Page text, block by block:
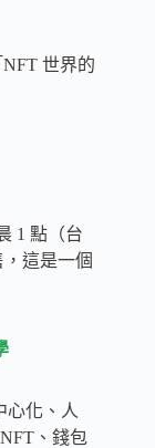
世界的
1 點（台
這是一個
心化、人
、錢包